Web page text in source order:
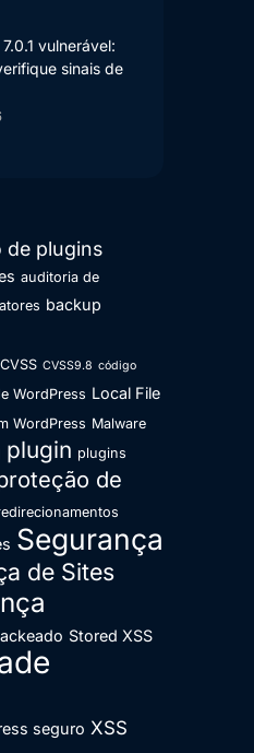
vulnerável:
sinais de
de plugins
auditoria de
backup
CVSS CVSS9.8 código
WordPress Local File
WordPress Malware
plugin plugins
de
Segurança
de Sites
Stored XSS
seguro XSS